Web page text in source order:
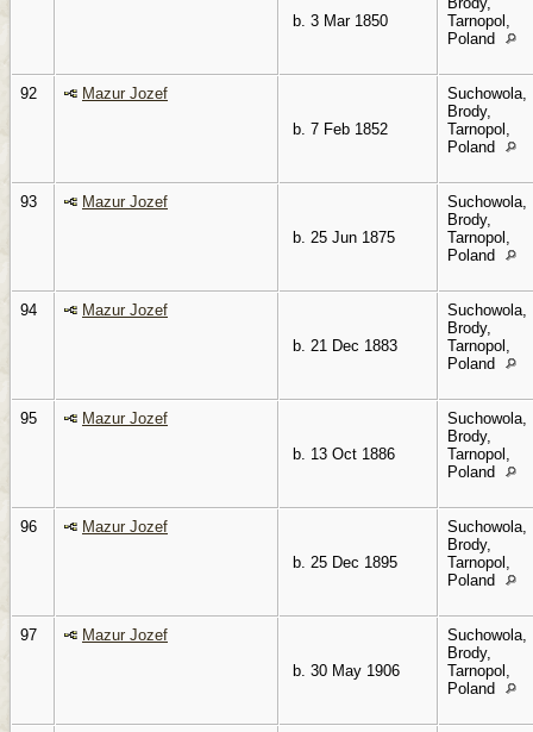
b. 3 Mar 1850
Tarnopol,
Poland
92
Mazur Jozef
b. 7 Feb 1852
Suchowola,
Brody,
Tarnopol,
Poland
93
Mazur Jozef
b. 25 Jun 1875
Suchowola,
Brody,
Tarnopol,
Poland
94
Mazur Jozef
b. 21 Dec 1883
Suchowola,
Brody,
Tarnopol,
Poland
95
Mazur Jozef
b. 13 Oct 1886
Suchowola,
Brody,
Tarnopol,
Poland
96
Mazur Jozef
b. 25 Dec 1895
Suchowola,
Brody,
Tarnopol,
Poland
97
Mazur Jozef
b. 30 May 1906
Suchowola,
Brody,
Tarnopol,
Poland